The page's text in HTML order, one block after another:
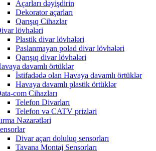
Açarları dəyişdirin
Dekorator açarları
Qarışıq Cihazlar
lövhələri
Plastik divar lövhələri
Paslanmayan polad divar lövhələri
Qarışıq divar lövhələri
davamlı örtüklər
İstifadədə olan Havaya davamlı örtüklər
Havaya davamlı plastik örtüklər
com Cihazları
Telefon Divarları
Telefon və CATV prizləri
Nəzarətləri
Divar açarı doluluq sensorları
Tavana Montaj Sensorları